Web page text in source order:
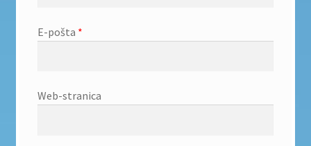
E-pošta *
Web-stranica